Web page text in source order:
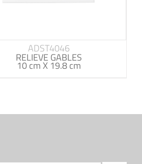
ADST4046
RELIEVE GABLES
10 cm X 19.8 cm